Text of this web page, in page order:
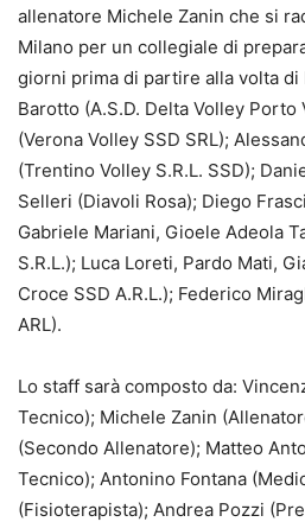
allenatore Michele Zanin che si
Milano per un collegiale di
giorni prima di partire alla volta di
Barotto (A.S.D. Delta Volley
(Verona Volley SSD SRL);
(Trentino Volley S.R.L. SSD);
Selleri (Diavoli Rosa); Diego
Gabriele Mariani, Gioele Adeola
S.R.L.); Luca Loreti, Pardo Mati,
Croce SSD A.R.L.); Federico
ARL).
Lo staff sarà composto da:
Tecnico); Michele Zanin
(Secondo Allenatore); Matteo
Tecnico); Antonino Fontana
(Fisioterapista); Andrea Pozzi